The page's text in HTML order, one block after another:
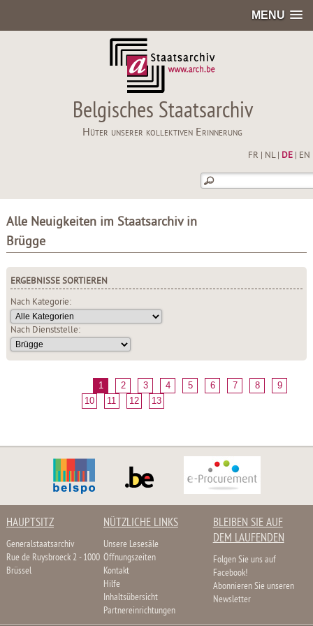
MENU
Belgisches Staatsarchiv
Hüter unserer kollektiven Erinnerung
FR NL| DE| EN
Alle Neuigkeiten im Staatsarchiv in
Brügge
ERGEBNISSE SORTIEREN
Nach Kategorie:
Nach Dienststelle:
1 2 3 4 5 6 7 8
9
10
11 12 13
HAUPTSITZ
Generalstaatsarchiv
Rue de Ruysbroeck 2 - 1000
Brüssel
NÜTZLICHE LINKS
Unsere Lesesäle
Öffnungszeiten
Kontakt
Hilfe
Inhaltsübersicht
Partnereinrichtungen
BLEIBEN SIE AUF
DEM LAUFENDEN
Folgen Sie uns auf
Facebook!
Abonnieren Sie unseren
Newsletter